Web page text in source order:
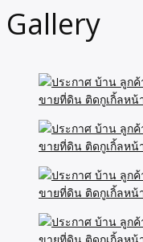
Gallery